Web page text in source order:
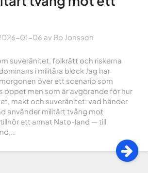
01-06 av Bo Jonsson
suveränitet, folkrätt och riskerna
i militära block Jag har
över ett scenario som
öppet men som är avgörande för hur
makt och suveränitet: vad händer
använder militärt tvång mot
ett annat Nato-land — till